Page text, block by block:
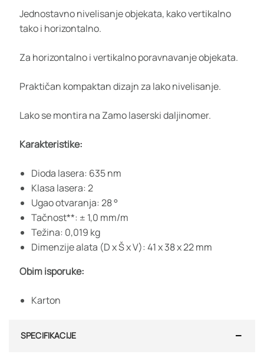
Jednostavno nivelisanje objekata, kako vertikalno
tako i horizontalno.
Za horizontalno i vertikalno poravnavanje objekata.
Praktičan kompaktan dizajn za lako nivelisanje.
Lako se montira na Zamo laserski daljinomer.
Karakteristike:
Dioda lasera: 635 nm
Klasa lasera: 2
Ugao otvaranja: 28 °
Tačnost**: ± 1,0 mm/m
Težina: 0,019 kg
Dimenzije alata (D x Š x V): 41 x 38 x 22 mm
Obim isporuke:
Karton
SPECIFIKACIJE